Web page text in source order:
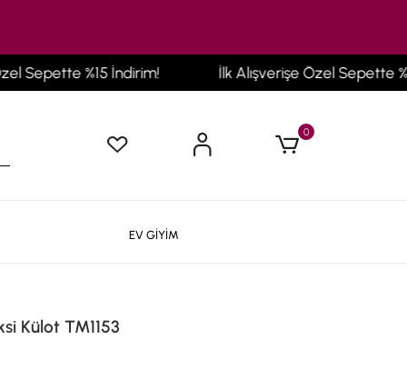
%15 İndirim! İlk Alışverişe Özel Sepette %15
0
EV GİYİM
Külot TM1153